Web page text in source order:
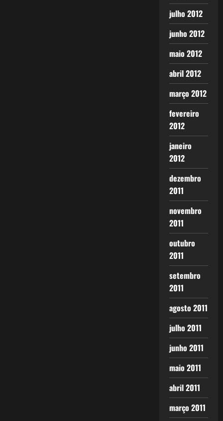
julho 2012
junho 2012
maio 2012
abril 2012
março 2012
fevereiro
2012
janeiro
2012
dezembro
2011
novembro
2011
outubro
2011
setembro
2011
agosto 2011
julho 2011
junho 2011
maio 2011
abril 2011
março 2011